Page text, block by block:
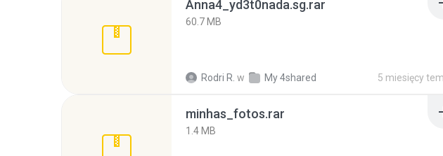
Anna4_yd3t0nada.sg.rar
60.7 MB
Rodri R. w My 4shared 5 miesięcy
minhas_fotos.rar
1.4 MB